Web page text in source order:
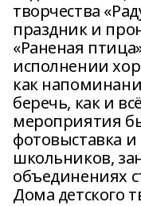
творчества
праздник и
«Раненая
исполнении
как
беречь, как и
мероприятия
фотовыставка и
школьников,
объединениях
Дома детского